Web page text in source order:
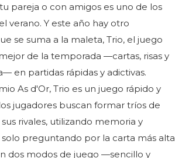
pareja o con amigos es uno de los
verano. Y este año hay otro
se suma a la maleta, Trio, el juego
de la temporada —cartas, risas y
en partidas rápidas y adictivas.
As d'Or, Trio es un juego rápido y
jugadores buscan formar tríos de
rivales, utilizando memoria y
solo preguntando por la carta más alta
dos modos de juego —sencillo y